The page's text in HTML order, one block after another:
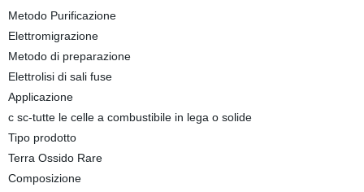
Metodo Purificazione
Elettromigrazione
Metodo di preparazione
Elettrolisi di sali fuse
Applicazione
c sc-tutte le celle a combustibile in lega o solide
Tipo prodotto
Terra Ossido Rare
Composizione